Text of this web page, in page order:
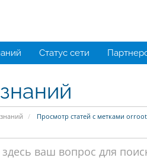
Статус сети
Просмотр статей с метками orroot